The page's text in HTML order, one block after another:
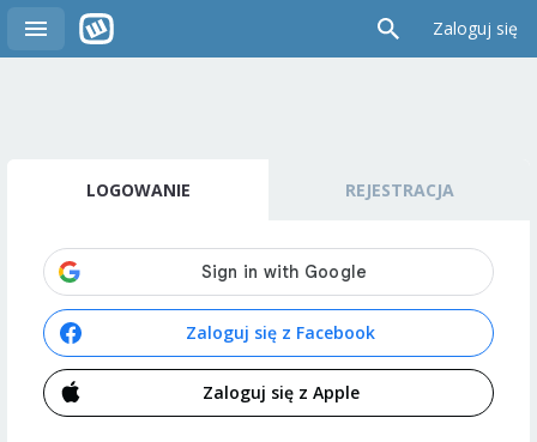
Zaloguj się
LOGOWANIE REJESTRACJA
Zaloguj się z Facebook
Zaloguj się z Apple